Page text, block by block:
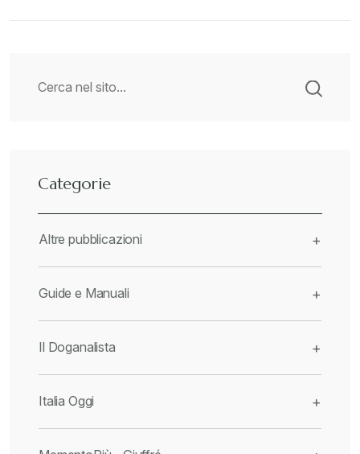
Categorie
Altre pubblicazioni +
Guide e Manuali +
Il Doganalista +
Italia Oggi +